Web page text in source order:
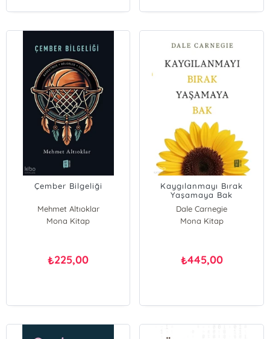
Çember Bilgeliği
Mehmet Altıoklar
Mona Kitap
₺225,00
Kaygılanmayı Bırak
Yaşamaya Bak
Dale Carnegie
Mona Kitap
₺445,00